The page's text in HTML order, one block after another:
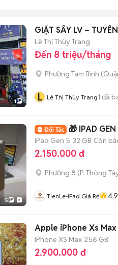
1
GIẶT SẤY LV –
Lê Thị Thùy Trang
Đến 8 triệu/tháng
Phường Tam Bình
L Lê Thị Thùy Trang1 đã
5
🎁 IPAD
iPad Gen 5 32 GB Còn
2.150.000 đ
Phường 8 (P. Thông
TienLe-IPad Giá Rẻ 4.9
Apple iPhone Xs
iPhone XS Max 256 GB
2.900.000 đ